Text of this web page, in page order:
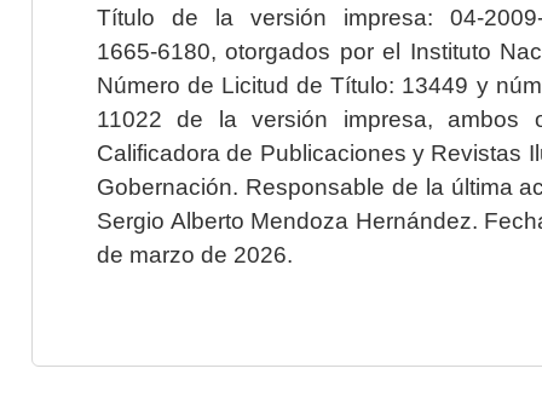
Título de la versión impresa: 04-2009-
1665-6180, otorgados por el Instituto
Número de Licitud de Título: 13449 y
11022 de la versión impresa, ambos
Calificadora de Publicaciones y Revistas
Gobernación. Responsable de la última
Sergio Alberto Mendoza Hernández.
de marzo de 2026.